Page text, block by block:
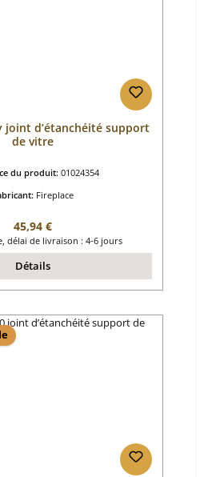
joint d’étanchéité support
de vitre
du produit: 01024354
Fireplace
Prix régulier :
45,94 €
délai de livraison : 4-6 jours
Détails